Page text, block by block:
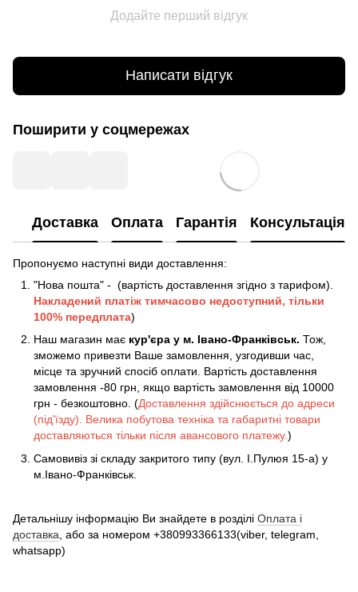
Додайте перший відгук
Написати відгук
Поширити у соцмережах
Доставка Оплата Гарантія Консультація
Пропонуємо наступні види доставлення:
"Нова пошта" - (вартість доставлення згідно з тарифом).
Накладений платіж тимчасово недоступний, тільки
100% передплата)
Наш магазин має кур'єра у м. Івано-Франківськ. Тож,
зможемо привезти Ваше замовлення, узгодивши час,
місце та зручний спосіб оплати. Вартість доставлення
замовлення -80 грн, якщо вартість замовлення від 10000
грн - безкоштовно. (Доставлення здійснюється до адреси
(під'їзду). Велика побутова техніка та габаритні товари
доставляються тільки після авансового платежу.)
Самовивіз зі складу закритого типу (вул. І.Пулюя 15-а) у
м.Івано-Франківськ.
Детальнішу інформацію Ви знайдете в розділі Оплата і
доставка , або за номером +380993366133(viber, telegram,
whatsapp)